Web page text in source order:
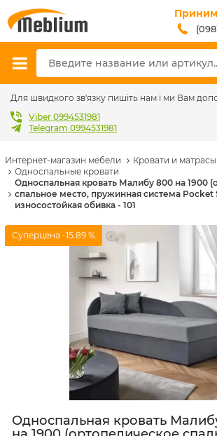
Для швидкого зв'язку пишіть нам і ми Вам
Viber 0994531981
Telegram 0994531981
Интернет-магазин мебели
Кровати и матрасы
Односпальные кровати
Односпальная кровать Малибу 800 на 1900
спальное место, пружинная система Pocket
износостойкая обивка - 101
Суперцена -15.89 %
Односпальная кровать